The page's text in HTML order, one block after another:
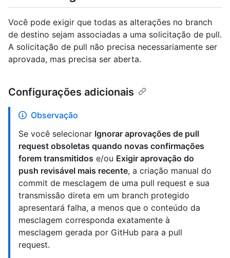
Você pode exigir que todas as alterações no branch
de destino sejam associadas a uma solicitação de pull.
A solicitação de pull não precisa necessariamente ser
aprovada, mas precisa ser aberta.
Configurações adicionais
Observação
Se você selecionar Ignorar aprovações de pull
request obsoletas quando novas confirmações
forem transmitidos e/ou Exigir aprovação do
push revisável mais recente, a criação manual do
commit de mesclagem de uma pull request e sua
transmissão direta em um branch protegido
apresentará falha, a menos que o conteúdo da
mesclagem corresponda exatamente à
mesclagem gerada por GitHub para a pull
request.